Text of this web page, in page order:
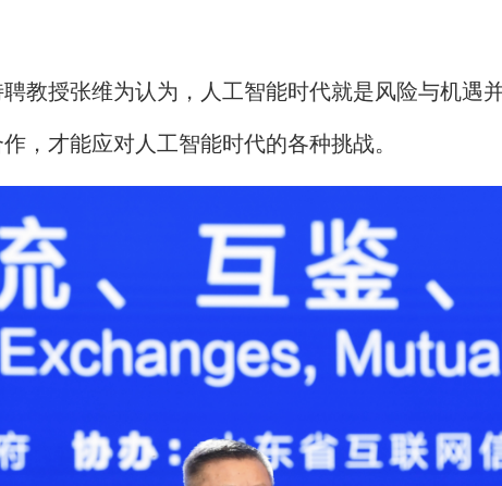
授张维为认为，人工智能时代就是风险与机遇
，才能应对人工智能时代的各种挑战。